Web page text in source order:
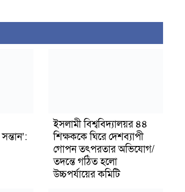
ইসলামী বিশ্ববিদ্যালয়র ৪৪
শিক্ষককে ঘিরে দেশব্যাপী
গোপন তৎপরতার অভিযোগ/
তদন্তে গঠিত হলো
উচ্চপর্যায়ের কমিটি